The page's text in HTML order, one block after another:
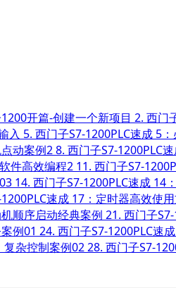
开篇-创建一个新项目 2. 西门
入 5. 西门子S7-1200PLC速成 5
动案例28. 西门子S7-1200PLC
件高效编程2 11. 西门子S7-
14. 西门子S7-1200PLC速成 14
速成 17：定时器高效使
顺序启动经典案例 21. 西门子
例01 24. 西门子S7-1200PLC速
复杂控制案例0228. 西门子S7-